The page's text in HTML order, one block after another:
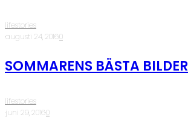
lifestories
·augusti 24, 2016·0
SOMMARENS BÄSTA BILDER
lifestories
·juni 29, 2016·0